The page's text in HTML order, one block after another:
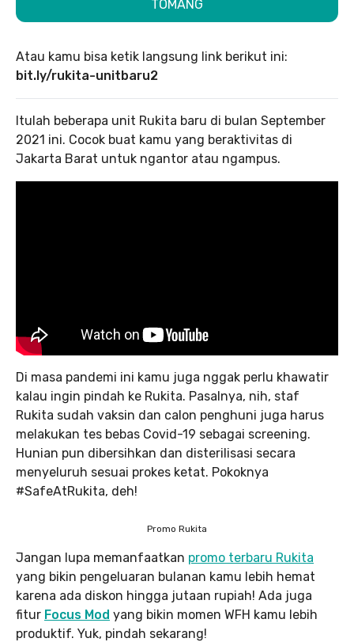
TOMANG
Atau kamu bisa ketik langsung link berikut ini:
bit.ly/rukita-unitbaru2
Itulah beberapa unit Rukita baru di bulan September
2021 ini. Cocok buat kamu yang beraktivitas di
Jakarta Barat untuk ngantor atau ngampus.
Di masa pandemi ini kamu juga nggak perlu khawatir
kalau ingin pindah ke Rukita. Pasalnya, nih, staf
Rukita sudah vaksin dan calon penghuni juga harus
melakukan tes bebas Covid-19 sebagai screening.
Hunian pun dibersihkan dan disterilisasi secara
menyeluruh sesuai prokes ketat. Pokoknya
#SafeAtRukita, deh!
Promo Rukita
Jangan lupa memanfaatkan promo terbaru Rukita
yang bikin pengeluaran bulanan kamu lebih hemat
karena ada diskon hingga jutaan rupiah! Ada juga
fitur Focus Mod yang bikin momen WFH kamu lebih
produktif. Yuk, pindah sekarang!